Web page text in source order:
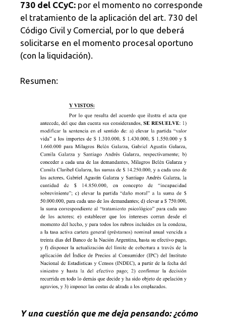
730 del CCyC: por el momento no corresponde
el tratamiento de la aplicación del art. 730 del
Código Civil y Comercial, por lo que deberá
solicitarse en el momento procesal oportuno
(con la liquidación).
Resumen:
Y una cuestión que me deja pensando: ¿cómo